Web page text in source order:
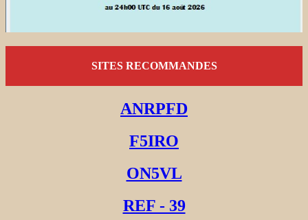
SITES RECOMMANDES
ANRPFD
F5IRO
ON5VL
REF - 39